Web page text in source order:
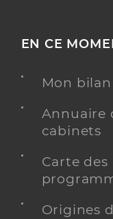
EN CE
Mon
Annuaire
cabinets
Carte des
Origines